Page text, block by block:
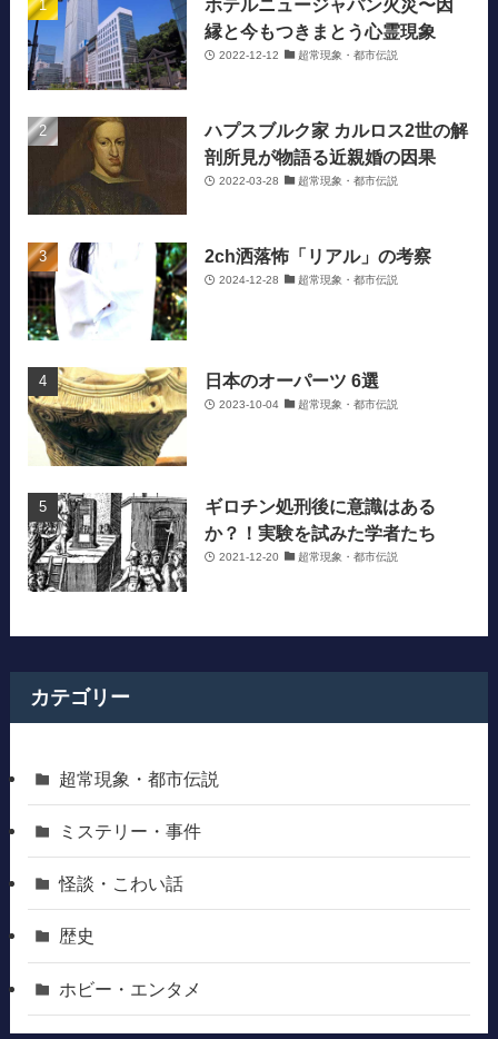
ホテルニュージャパン火災〜因
縁と今もつきまとう心霊現象
2022-12-12 超常現象・都市伝説
ハプスブルク家 カルロス2世の解
剖所見が物語る近親婚の因果
2022-03-28 超常現象・都市伝説
2ch洒落怖「リアル」の考察
2024-12-28 超常現象・都市伝説
日本のオーパーツ 6選
2023-10-04 超常現象・都市伝説
ギロチン処刑後に意識はある
か？！実験を試みた学者たち
2021-12-20 超常現象・都市伝説
カテゴリー
超常現象・都市伝説
ミステリー・事件
怪談・こわい話
歴史
ホビー・エンタメ